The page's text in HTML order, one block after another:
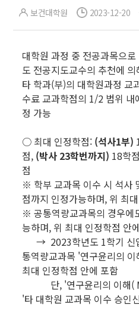
보건대학원 2023-12-20
대학원 과정 중 전공과목으
도 전공지도교수의 추천에
타 학과(부)의 대학원과정 교
수료 교과학점의 1/2 범위
정 가능
○ 최대 인정학점: (석사1부)
점, (박사 23학번까지) 18학
점
※ 학부 교과목 이수 시 석사
점까지 인정가능하며, 위 최
※ 공통역량교과목의 경우에
능하며, 위 최대 인정학점 안
→ 2023학년도 1학기 신
통역량교과목 '연구윤리의
최대 인정학점 안에 포함
단, '연구윤리의 이해(
'타 대학원 교과목 이수 승인